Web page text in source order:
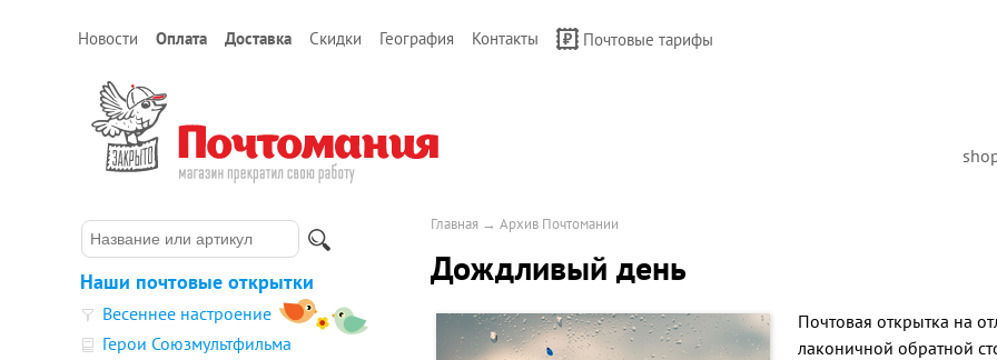
Новости Оплата Доставка Скидки География Контакты Почтовые тарифы
Наши почтовые открытки
Весеннее настроение
Герои Союзмультфильма
Главная → Архив Почтомании
Дождливый день
Почтовая открытка на
лаконичной обратной